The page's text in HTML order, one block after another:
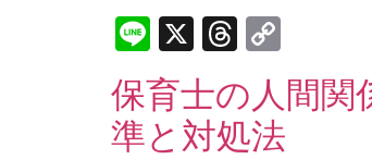
Line
X Threads
Link
保育士の人間関
準と対処法